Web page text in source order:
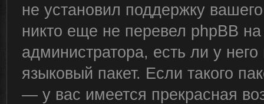
не установил поддержку
никто еще не перевел phpBB
администратора, есть ли у
языковый пакет. Если такого
— у вас имеется прекрасная